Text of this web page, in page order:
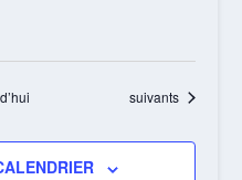
Évènements
suivants